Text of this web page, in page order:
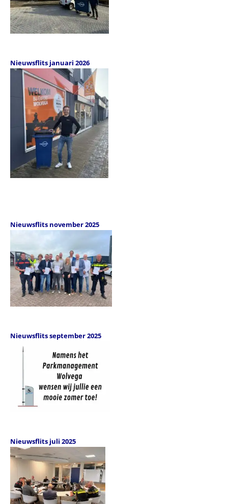
Nieuwsflits januari 2026
Nieuwsflits november 2025
Nieuwsflits september 2025
Nieuwsflits juli 2025